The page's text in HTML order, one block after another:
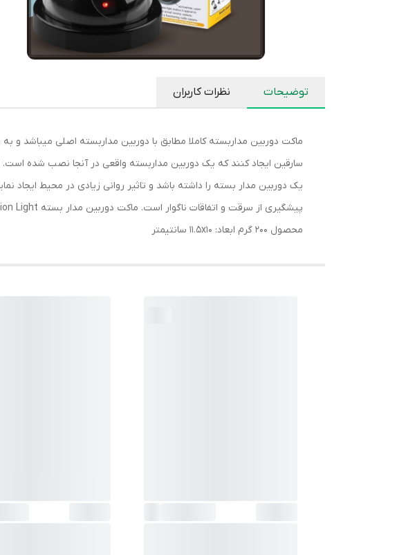
توضیحات نظرات کاربران
ماکت دوربین مداربسته کاملا مطابق با دوربین مداربسته اصلی
سارقین ایجاد کنند که یک دوربین مداربسته واقعی در آنجا نصب شده
یک دوربین مدار بسته را داشته باشد و تاثیر روانی زیادی در محیط
محصول 200 گرم ابعاد: 11.5x10 سانتیمتر